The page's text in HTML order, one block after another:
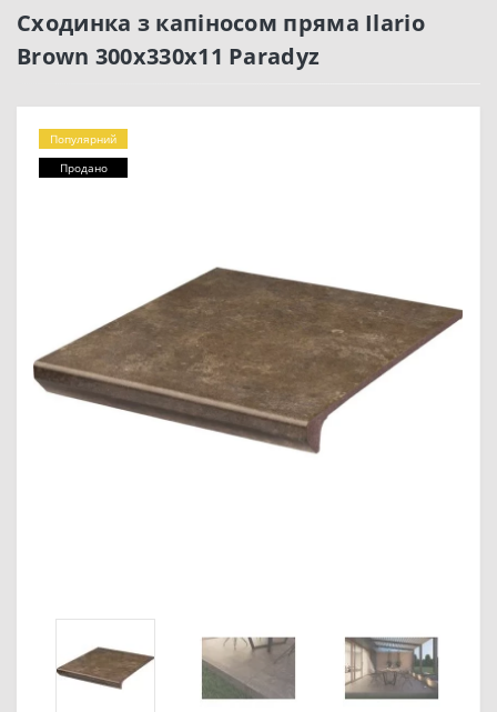
Сходинка з капіносом пряма Ilario
Brown 300x330x11 Paradyz
Популярний
Продано